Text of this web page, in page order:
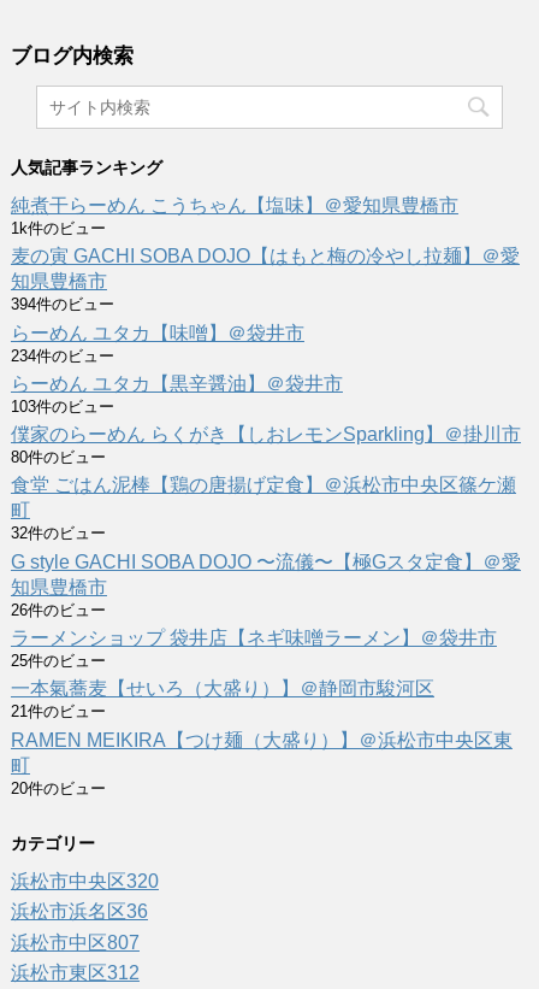
ブログ内検索
人気記事ランキング
純煮干らーめん こうちゃん【塩味】＠愛知県豊橋市
1k件のビュー
麦の寅 GACHI SOBA DOJO【はもと梅の冷やし拉麺】＠愛
知県豊橋市
394件のビュー
らーめん ユタカ【味噌】＠袋井市
234件のビュー
らーめん ユタカ【黒辛醤油】＠袋井市
103件のビュー
僕家のらーめん らくがき【しおレモンSparkling】＠掛川市
80件のビュー
食堂 ごはん泥棒【鶏の唐揚げ定食】＠浜松市中央区篠ケ瀬
町
32件のビュー
G style GACHI SOBA DOJO 〜流儀〜【極Gスタ定食】＠愛
知県豊橋市
26件のビュー
ラーメンショップ 袋井店【ネギ味噌ラーメン】＠袋井市
25件のビュー
一本氣蕎麦【せいろ（大盛り）】＠静岡市駿河区
21件のビュー
RAMEN MEIKIRA【つけ麺（大盛り）】＠浜松市中央区東
町
20件のビュー
カテゴリー
浜松市中央区320
浜松市浜名区36
浜松市中区807
浜松市東区312